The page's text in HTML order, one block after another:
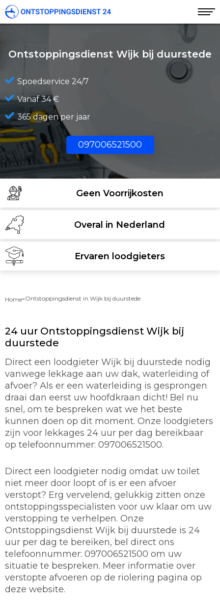
Ontstoppingsdienst Wijk bij duurstede
Spoedservice 24/7
Vanaf 34 €
365 dagen per jaar
097006521500
Geen Voorrijkosten
Overal in Nederland
Ervaren loodgieters
Home»Ontstoppingsdienst in Wijk bij duurstede
24 uur Ontstoppingsdienst Wijk bij
duurstede
Direct een loodgieter Wijk bij duurstede nodig
vanwege lekkage aan uw dak, waterleiding of
afvoer? Als er een waterleiding is gesprongen
draai dan eerst uw hoofdkraan dicht! Bel nu
snel, om te bespreken wat we het beste
kunnen doen op dit moment. Onze loodgieters
zijn voor lekkages 24 uur per dag bereikbaar
op telefoonnummer: 097006521500.
Direct een loodgieter nodig omdat uw toilet
niet meer door loopt of is er een afvoer
verstopt? Erg vervelend, gelukkig zitten onze
ontstoppingsspecialisten voor uw klaar om uw
verstopping te verhelpen. Onze
Ontstoppingsdienst Wijk bij duurstede is 24
uur per dag te bereiken, bel direct ons
telefoonnummer: 097006521500 om uw
situatie te bespreken. Meer informatie over
verstopte afvoeren op de riolering pagina op
deze website.